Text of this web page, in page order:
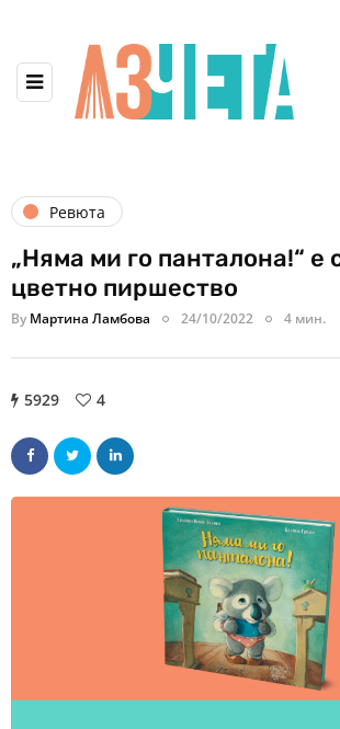
Ревюта
„Няма ми го панталона!“ е
цветно пиршество
By Мартина Ламбова 24/10/2022 4 мин.
5929 4